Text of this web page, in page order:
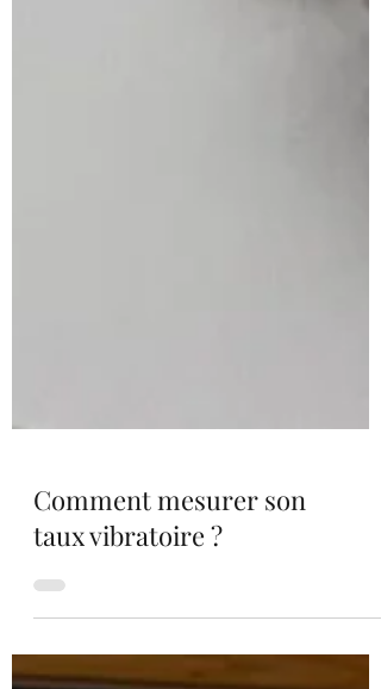
Comment mesurer son
taux vibratoire ?